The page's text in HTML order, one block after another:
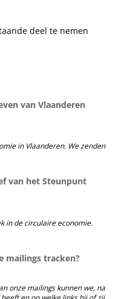
deel te nemen
van Vlaanderen
in Vlaanderen. We zenden
van het Steunpunt
in de circulaire economie.
mailings tracken?
onze mailings kunnen we, na